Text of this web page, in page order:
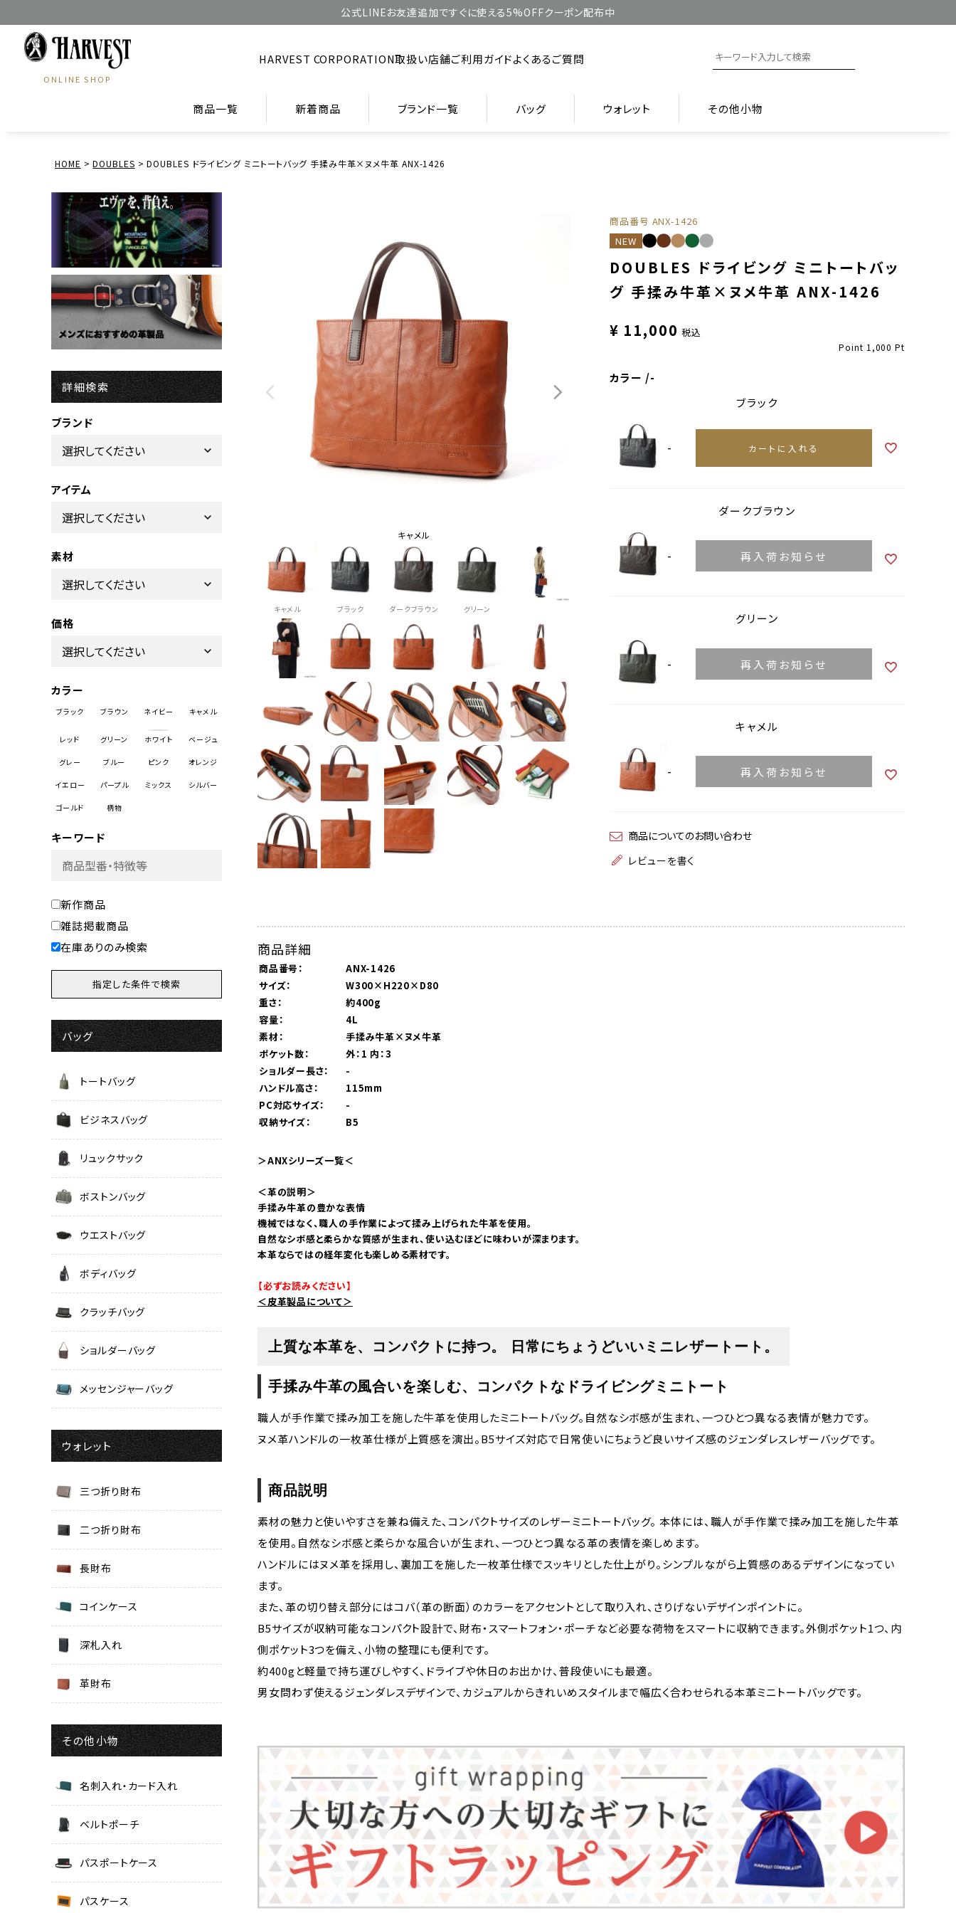
公式LINEお友達追加ですぐに使える5%OFFクーポン配布中
ONLINE SHOP
HARVEST CORPORATION取扱い店舗ご利用ガイドよくあるご質問
商品一覧 新着商品 ブランド一覧 バッグ ウォレット その他小物
HOME DOUBLES DOUBLES ドライビング ミニトートバッグ 手揉み牛革×ヌメ牛革 ANX-1426
詳細検索
ブランド
アイテム
素材
価格
カラー
キーワード
新作商品
雑誌掲載商品
在庫ありのみ検索
バッグ
トートバッグ
ビジネスバッグ
リュックサック
ボストンバッグ
ウエストバッグ
ボディバッグ
クラッチバッグ
ショルダーバッグ
メッセンジャーバッグ
ウォレット
三つ折り財布
二つ折り財布
長財布
コインケース
深札入れ
革財布
その他小物
名刺入れ・カード入れ
ベルトポーチ
パスポートケース
パスケース
キャメル
キャメル ブラック ダークブラウン グリーン
商品番号 ANX-1426
NEW
DOUBLES ドライビング ミニトートバッ
グ 手揉み牛革×ヌメ牛革 ANX-1426
¥ 11,000 税込
Point 1,000 Pt
カラー
-
ブラック
- カートに入れる
ダークブラウン
- 再入荷お知らせ
グリーン
- 再入荷お知らせ
キャメル
- 再入荷お知らせ
商品についてのお問い合わせ
レビューを書く
商品詳細
商品番号：
ANX-1426
サイズ：
W300×H220×D80
重さ：
約400g
容量：
4L
素材：
手揉み牛革×ヌメ牛革
ポケット数：
外：1 内：3
ショルダー長さ：
-
ハンドル高さ：
115mm
PC対応サイズ：
-
収納サイズ：
B5
＞ANXシリーズ一覧＜
＜革の説明＞
手揉み牛革の豊かな表情
機械ではなく、職人の手作業によって揉み上げられた牛革を使用。
自然なシボ感と柔らかな質感が生まれ、使い込むほどに味わいが深まります。
本革ならではの経年変化も楽しめる素材です。
【必ずお読みください】
＜皮革製品について＞
上質な本革を、コンパクトに持つ。 日常にちょうどいいミニレザートート。
手揉み牛革の風合いを楽しむ、コンパクトなドライビングミニトート
職人が手作業で揉み加工を施した牛革を使用したミニトートバッグ。自然なシボ感が生まれ、一つひとつ異なる表情が魅力です。
ヌメ革ハンドルの一枚革仕様が上質感を演出。B5サイズ対応で日常使いにちょうど良いサイズ感のジェンダレスレザーバッグです。
商品説明
素材の魅力と使いやすさを兼ね備えた、コンパクトサイズのレザーミニトートバッグ。 本体には、職人が手作業で揉み加工を施した牛革
を使用。自然なシボ感と柔らかな風合いが生まれ、一つひとつ異なる革の表情を楽しめます。
ハンドルにはヌメ革を採用し、裏加工を施した一枚革仕様でスッキリとした仕上がり。シンプルながら上質感のあるデザインになってい
ます。
また、革の切り替え部分にはコバ（革の断面）のカラーをアクセントとして取り入れ、さりげないデザインポイントに。
B5サイズが収納可能なコンパクト設計で、財布・スマートフォン・ポーチなど必要な荷物をスマートに収納できます。外側ポケット1つ、内
側ポケット3つを備え、小物の整理にも便利です。
約400gと軽量で持ち運びしやすく、ドライブや休日のお出かけ、普段使いにも最適。
男女問わず使えるジェンダレスデザインで、カジュアルからきれいめスタイルまで幅広く合わせられる本革ミニトートバッグです。